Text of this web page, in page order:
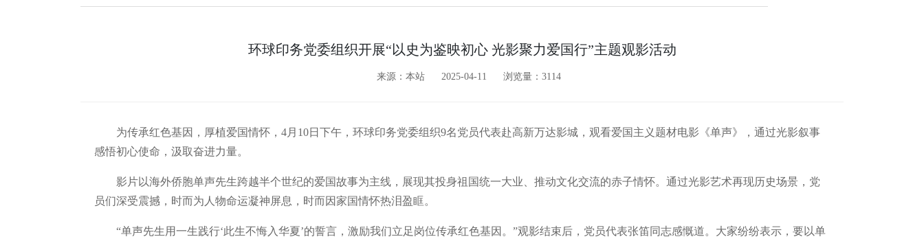
环球印务党委组织开展“以史为鉴映初心 光影聚力爱国行”主题观影活动
来源：本站 2025-04-11 浏览量：3114
为传承红色基因，厚植爱国情怀，4月10日下午，环球印务党委组织9名党员代表赴高新万达影城，观看爱国主义题材电影《单声》，通过光影叙事
感悟初心使命，汲取奋进力量。
影片以海外侨胞单声先生跨越半个世纪的爱国故事为主线，展现其投身祖国统一大业、推动文化交流的赤子情怀。通过光影艺术再现历史场景，党
员们深受震撼，时而为人物命运凝神屏息，时而因家国情怀热泪盈眶。
“单声先生用一生践行‘此生不悔入华夏’的誓言，激励我们立足岗位传承红色基因。”观影结束后，党员代表张笛同志感慨道。大家纷纷表示，要以单